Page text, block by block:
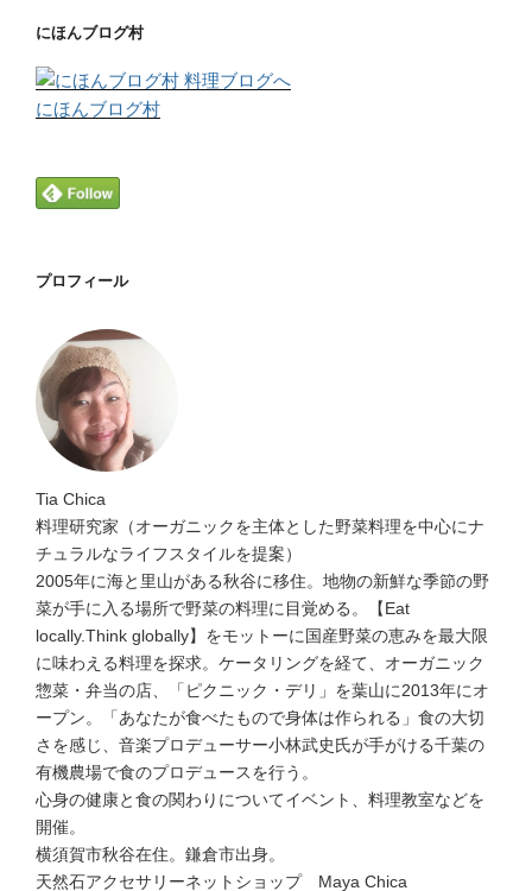
にほんブログ村
にほんブログ村
プロフィール
Tia Chica
料理研究家（オーガニックを主体とした野菜料理を中心にナ
チュラルなライフスタイルを提案）
2005年に海と里山がある秋谷に移住。地物の新鮮な季節の野
菜が手に入る場所で野菜の料理に目覚める。【Eat
locally.Think globally】をモットーに国産野菜の恵みを最大限
に味わえる料理を探求。ケータリングを経て、オーガニック
惣菜・弁当の店、「ピクニック・デリ」を葉山に2013年にオ
ープン。「あなたが食べたもので身体は作られる」食の大切
さを感じ、音楽プロデューサー小林武史氏が手がける千葉の
有機農場で食のプロデュースを行う。
心身の健康と食の関わりについてイベント、料理教室などを
開催。
横須賀市秋谷在住。鎌倉市出身。
天然石アクセサリーネットショップ Maya Chica